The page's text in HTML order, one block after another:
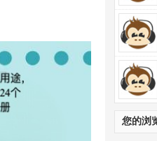
您的浏